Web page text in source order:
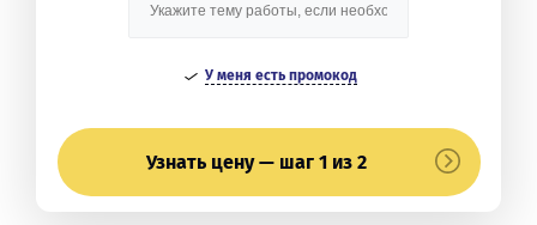
У меня есть промокод
Узнать цену — шаг 1 из 2